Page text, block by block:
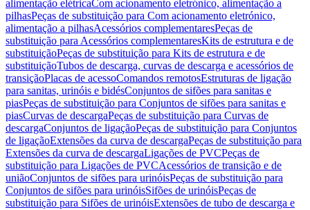
alimentação elétricaCom acionamento eletrónico, alimentação a
pilhasPeças de substituição para Com acionamento eletrónico,
alimentação a pilhasAcessórios complementaresPeças de
substituição para Acessórios complementaresKits de estrutura e de
substituiçãoPeças de substituição para Kits de estrutura e de
substituiçãoTubos de descarga, curvas de descarga e acessórios de
transiçãoPlacas de acessoComandos remotosEstruturas de ligação
para sanitas, urinóis e bidésConjuntos de sifões para sanitas e
piasPeças de substituição para Conjuntos de sifões para sanitas e
piasCurvas de descargaPeças de substituição para Curvas de
descargaConjuntos de ligaçãoPeças de substituição para Conjuntos
de ligaçãoExtensões da curva de descargaPeças de substituição para
Extensões da curva de descargaLigações de PVCPeças de
substituição para Ligações de PVCAcessórios de transição e de
uniãoConjuntos de sifões para urinóisPeças de substituição para
Conjuntos de sifões para urinóisSifões de urinóisPeças de
substituição para Sifões de urinóisExtensões de tubo de descarga e